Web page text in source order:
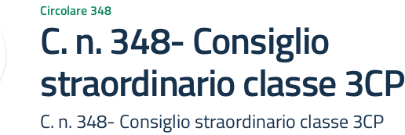
Circolare 348
C. n. 348- Consiglio
straordinario classe 3CP
C. n. 348- Consiglio straordinario classe 3CP